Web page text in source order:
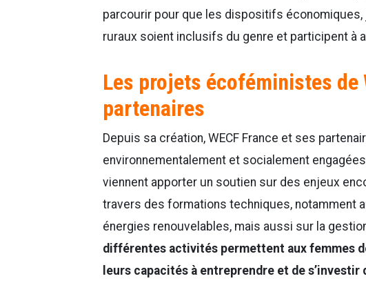
parcourir pour que les dispositifs
ruraux soient inclusifs du genre et participent à
Les projets écoféministes de
partenaires
Depuis sa création, WECF France et ses
environnementalement et socialement
viennent apporter un soutien sur des enjeux
travers des formations techniques, notamment
énergies renouvelables, mais aussi sur la
différentes activités permettent aux femmes
leurs capacités à entreprendre et de